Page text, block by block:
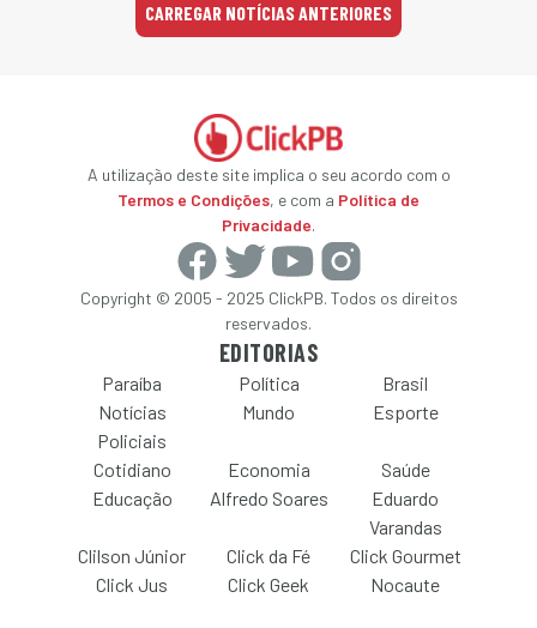
CARREGAR NOTÍCIAS ANTERIORES
A utilização deste site implica o seu acordo com o
Termos e Condições, e com a Política de
Privacidade.
Copyright © 2005 - 2025 ClickPB. Todos os direitos
reservados.
EDITORIAS
Paraíba Política
Brasil
Notícias
Policiais
Mundo Esporte
Cotidiano Economia
Saúde
Educação
Alfredo Soares
Eduardo
Varandas
Clilson Júnior
Click da Fé
Click Gourmet
Click Jus
Click Geek Nocaute